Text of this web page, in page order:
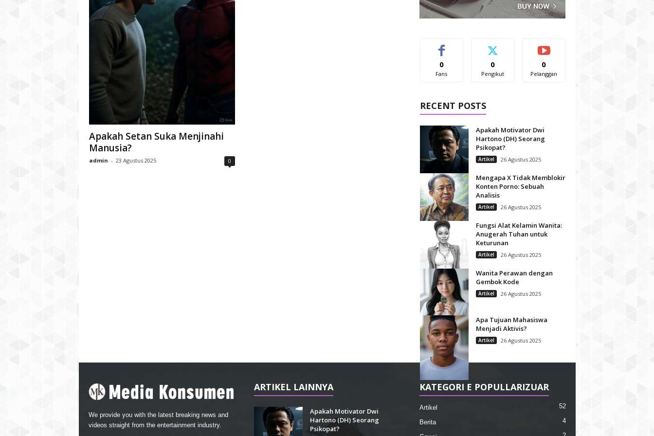
Apakah Setan Suka Menjinahi
Manusia?
admin - 23 Agustus 2025 0
0
Fans
0
Pengikut
0
Pelanggan
RECENT POSTS
Apakah Motivator Dwi
Hartono (DH) Seorang
Psikopat?
Artikel 26 Agustus 2025
Mengapa X Tidak Memblokir
Konten Porno: Sebuah
Analisis
Artikel 26 Agustus 2025
Fungsi Alat Kelamin Wanita:
Anugerah Tuhan untuk
Keturunan
Artikel 26 Agustus 2025
Wanita Perawan dengan
Gembok Kode
Artikel 26 Agustus 2025
Apa Tujuan Mahasiswa
Menjadi Aktivis?
Artikel 26 Agustus 2025
We provide you with the latest breaking news and
videos straight from the entertainment industry.
ARTIKEL LAINNYA
Apakah Motivator Dwi
Hartono (DH) Seorang
Psikopat?
KATEGORI E POPULLARIZUAR
Artikel 52
Berita 4